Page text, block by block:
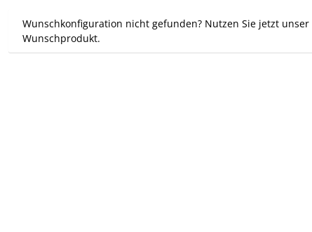
Wunschkonfiguration nicht gefunden? Nutzen Sie jetzt unser
Wunschprodukt.